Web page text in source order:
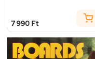
7 990 Ft